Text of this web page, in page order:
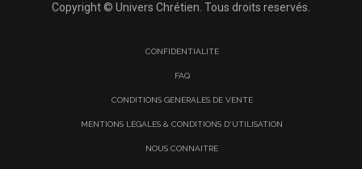
Copyright © Univers Chrétien. Tous droits reservés.
CONFIDENTIALITÉ
FAQ
CONDITIONS GÉNÉRALES DE VENTE
MENTIONS LÉGALES & CONDITIONS D'UTILISATION
NOUS CONNAITRE